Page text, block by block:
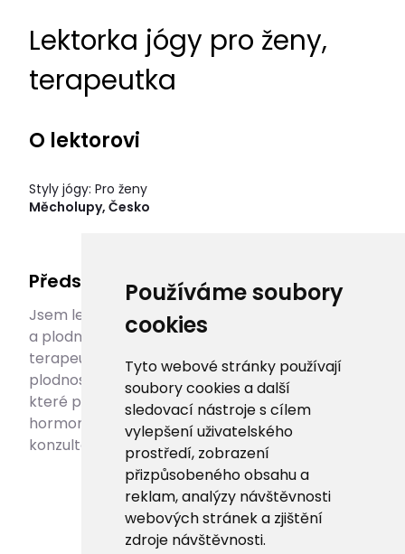
Používáme soubory
cookies
Tyto webové stránky používají
soubory cookies a další
sledovací nástroje s cílem
vylepšení uživatelského
prostředí, zobrazení
přizpůsobeného obsahu a
reklam, analýzy návštěvnosti
webových stránek a zjištění
zdroje návštěvnosti.
Lektorka jógy pro ženy,
terapeutka
O lektorovi
Styly jógy: Pro ženy
Měcholupy, Česko
Představení lektora
Jsem lektorka jógy, jež podporuje ženské zdraví
a plodnost a respektuje ženské cykly. Jsem také
terapeutka, poskytující masáže na podporu
plodnosti, což jsou jemné masáže břišní oblasti,
které podporují správné fungování trávicí,
hormonální a reprodukční soustavy. Nabízím
konzultace pro ženy, které touží po děťátku.